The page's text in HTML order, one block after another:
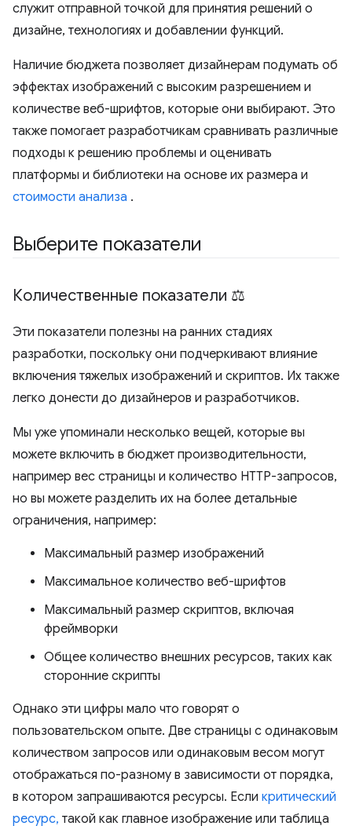
служит отправной точкой для принятия решений о
дизайне, технологиях и добавлении функций.
Наличие бюджета позволяет дизайнерам подумать об
эффектах изображений с высоким разрешением и
количестве веб-шрифтов, которые они выбирают. Это
также помогает разработчикам сравнивать различные
подходы к решению проблемы и оценивать
платформы и библиотеки на основе их размера и
стоимости анализа .
Выберите показатели
Количественные показатели ⚖️
Эти показатели полезны на ранних стадиях
разработки, поскольку они подчеркивают влияние
включения тяжелых изображений и скриптов. Их также
легко донести до дизайнеров и разработчиков.
Мы уже упоминали несколько вещей, которые вы
можете включить в бюджет производительности,
например вес страницы и количество HTTP-запросов,
но вы можете разделить их на более детальные
ограничения, например:
Максимальный размер изображений
Максимальное количество веб-шрифтов
Максимальный размер скриптов, включая
фреймворки
Общее количество внешних ресурсов, таких как
сторонние скрипты
Однако эти цифры мало что говорят о
пользовательском опыте. Две страницы с одинаковым
количеством запросов или одинаковым весом могут
отображаться по-разному в зависимости от порядка,
в котором запрашиваются ресурсы. Если критический
ресурс, такой как главное изображение или таблица